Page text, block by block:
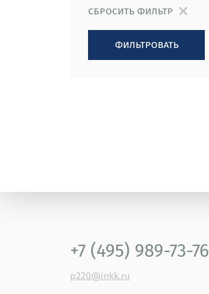
сбросить фильтр
фильтровать
+7 (495) 989-73-76
p220@inkk.ru